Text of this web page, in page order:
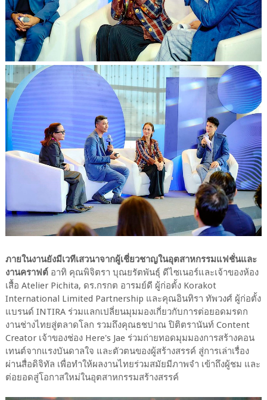
ภายในงานยังมีเวทีเสวนาจากผู้เชี่ยวชาญในอุตสาหกรรมแฟชั่นและ
งานคราฟต์ อาทิ คุณพิจิตรา บุณยรัตพันธุ์ ดีไซเนอร์และเจ้าของห้อง
เสื้อ Atelier Pichita, ดร.กรกต อารมย์ดี ผู้ก่อตั้ง Korakot
International Limited Partnership และคุณอินทิรา ทัพวงศ์ ผู้ก่อตั้ง
แบรนด์ INTIRA ร่วมแลกเปลี่ยนมุมมองเกี่ยวกับการต่อยอดมรดก
งานช่างไทยสู่ตลาดโลก รวมถึงคุณธชปาณ ปิติตรานันท์ Content
Creator เจ้าของช่อง Here's Jae ร่วมถ่ายทอดมุมมองการสร้างคอน
เทนต์จากแรงบันดาลใจ และตัวตนของผู้สร้างสรรค์ สู่การเล่าเรื่อง
ผ่านสื่อดิจิทัล เพื่อทำให้ผลงานไทยร่วมสมัยมีภาพจำ เข้าถึงผู้ชม และ
ต่อยอดสู่โอกาสใหม่ในอุตสาหกรรมสร้างสรรค์